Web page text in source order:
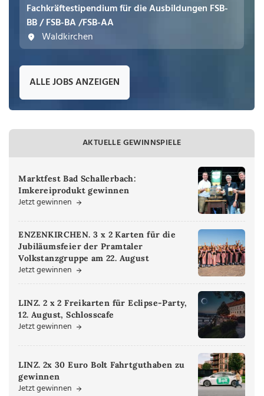
Fachkräftestipendium für die Ausbildungen FSB-
BB / FSB-BA /FSB-AA
Waldkirchen
ALLE JOBS ANZEIGEN
AKTUELLE GEWINNSPIELE
Marktfest Bad Schallerbach:
Imkereiprodukt gewinnen
Jetzt gewinnen
ENZENKIRCHEN. 3 x 2 Karten für die
Jubiläumsfeier der Pramtaler
Volkstanzgruppe am 22. August
Jetzt gewinnen
LINZ. 2 x 2 Freikarten für Eclipse-Party,
12. August, Schlosscafe
Jetzt gewinnen
LINZ. 2x 30 Euro Bolt Fahrtguthaben zu
gewinnen
Jetzt gewinnen